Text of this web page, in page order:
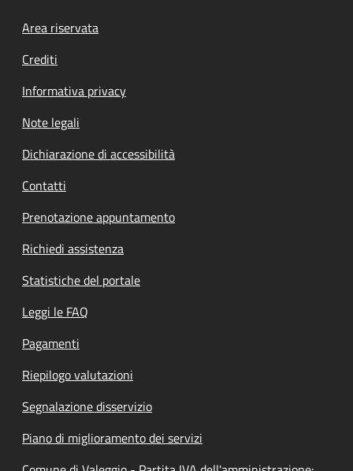
Footer menu
Area riservata
Crediti
Informativa privacy
Note legali
Dichiarazione di accessibilità
Contatti
Prenotazione appuntamento
Richiedi assistenza
Statistiche del portale
Leggi le FAQ
Pagamenti
Riepilogo valutazioni
Segnalazione disservizio
Piano di miglioramento dei servizi